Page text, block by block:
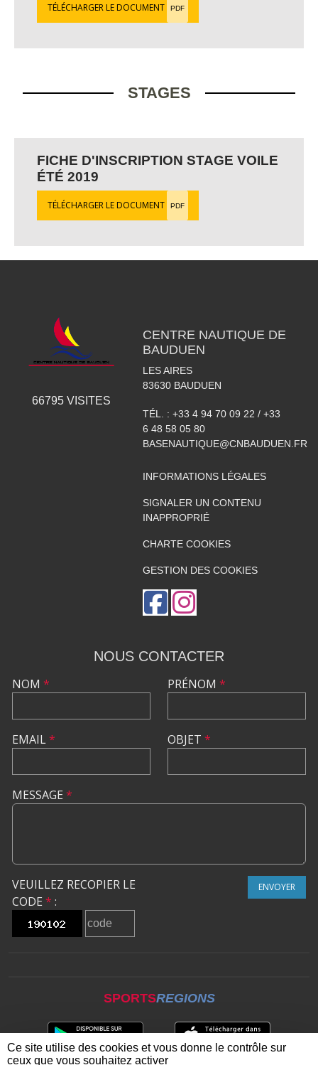
TÉLÉCHARGER LE DOCUMENT PDF
STAGES
FICHE D'INSCRIPTION STAGE VOILE
ÉTÉ 2019
TÉLÉCHARGER LE DOCUMENT PDF
66795VISITES
CENTRE NAUTIQUE DE
BAUDUEN
LES AIRES
83630 BAUDUEN
TÉL. : +33 4 94 70 09 22 / +33
6 48 58 05 80
BASENAUTIQUE@CNBAUDUEN.FR
INFORMATIONS LÉGALES
SIGNALER UN CONTENU
INAPPROPRIÉ
CHARTE COOKIES
GESTION DES COOKIES
NOUS CONTACTER
NOM *
EMAIL*
PRÉNOM *
OBJET *
MESSAGE *
VEUILLEZ RECOPIER LE
CODE * :
ENVOYER
SPORTSREGIONS
Ce site utilise des cookies et vous donne le contrôle sur
ceux que vous souhaitez activer